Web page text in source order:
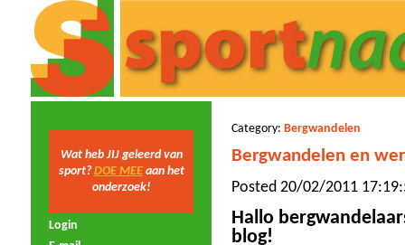
Wat heb JIJ geleerd van
sport?DOE MEEaan het
onderzoek!
Login
Category: Bergwandelen
Bergwandelen en
Posted 20/02/2011
Hallo
blog!